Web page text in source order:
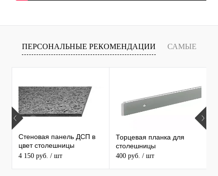
ПЕРСОНАЛЬНЫЕ РЕКОМЕНДАЦИИ САМЫЕ
ПРОДАВАЕМЫЕ ТОВАРЫ
Стеновая панель ДСП в
цвет столешницы
MAERSS
4 150 руб. / шт
Торцевая планка для
столешницы
400 руб. / шт